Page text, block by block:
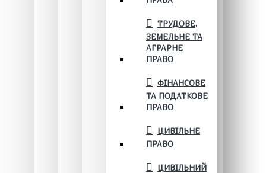
ТРУДОВЕ,
ЗЕМЕЛЬНЕ ТА
АГРАРНЕ
ПРАВО
ФІНАНСОВЕ
ТА ПОДАТКОВЕ
ПРАВО
ЦИВІЛЬНЕ
ПРАВО
ЦИВІЛЬНИЙ